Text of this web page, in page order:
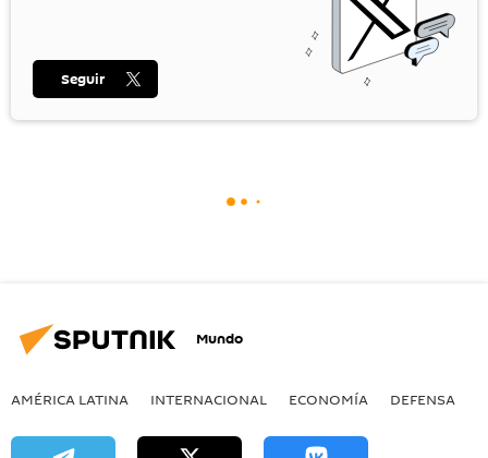
Seguir
Mundo
AMÉRICA LATINA INTERNACIONAL ECONOMÍA DEFENSA